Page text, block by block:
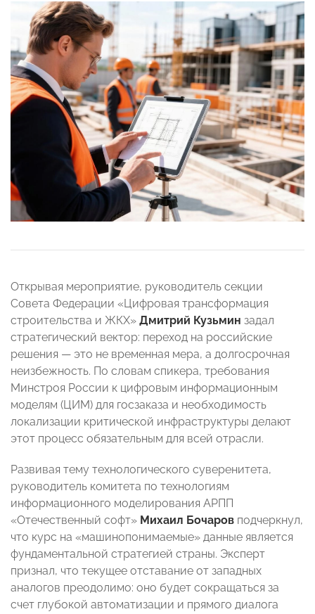
Открывая мероприятие, руководитель секции
Совета Федерации «Цифровая трансформация
строительства и ЖКХ» Дмитрий Кузьмин задал
стратегический вектор: переход на российские
решения — это не временная мера, а долгосрочная
неизбежность. По словам спикера, требования
Минстроя России к цифровым информационным
моделям (ЦИМ) для госзаказа и необходимость
локализации критической инфраструктуры делают
этот процесс обязательным для всей отрасли.
Развивая тему технологического суверенитета,
руководитель комитета по технологиям
информационного моделирования АРПП
«Отечественный софт» Михаил Бочаров подчеркнул,
что курс на «машинопонимаемые» данные является
фундаментальной стратегией страны. Эксперт
признал, что текущее отставание от западных
аналогов преодолимо: оно будет сокращаться за
счет глубокой автоматизации и прямого диалога